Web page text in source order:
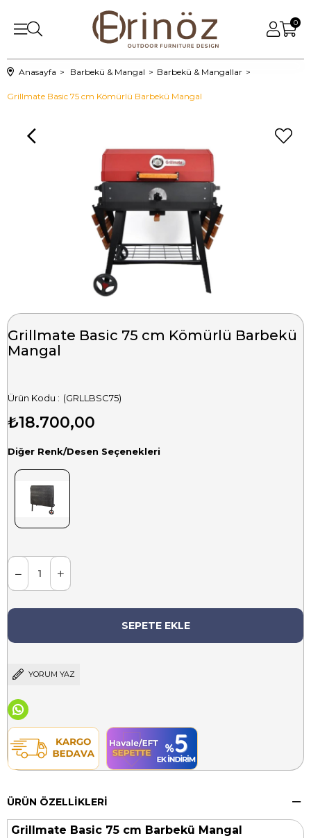
0
Anasayfa Barbekü & Mangal Barbekü & Mangallar
Grillmate Basic 75 cm Kömürlü Barbekü Mangal
Grillmate Basic 75 cm Kömürlü Barbekü
Mangal
(GRLLBSC75)
₺18.700,00
Diğer Renk/Desen Seçenekleri
YORUM YAZ
ÜRÜN ÖZELLIKLERI
Grillmate Basic 75 cm Barbekü Mangal